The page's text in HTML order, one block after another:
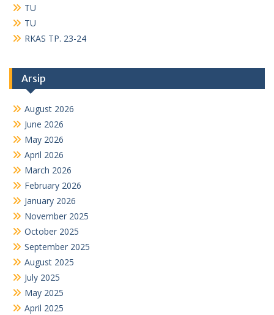
TU
TU
RKAS TP. 23-24
Arsip
August 2026
June 2026
May 2026
April 2026
March 2026
February 2026
January 2026
November 2025
October 2025
September 2025
August 2025
July 2025
May 2025
April 2025